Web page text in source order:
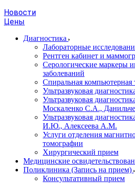
Новости
Цены
Диагностика
Лабораторные
Рентген кабинет и
Серологические маркеры
заболеваний
Спиральная компьютерная
Ультразвуковая
Ультразвуковая
Москаленко С.А.,
Ультразвуковая
И.Ю., Алексеева А.М.
Услуги отделения
томографии
Хирургический прием
Медицинские
Поликлиника (Запись на прием)
Консультативный прием